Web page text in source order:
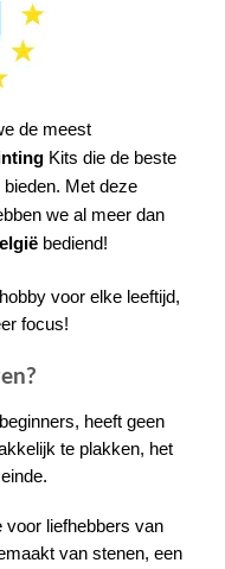
de meest
Kits die de beste
Met deze
we al meer dan
bediend!
voor elke leeftijd,
focus!
heeft geen
te plakken, het
voor liefhebbers van
van stenen, een